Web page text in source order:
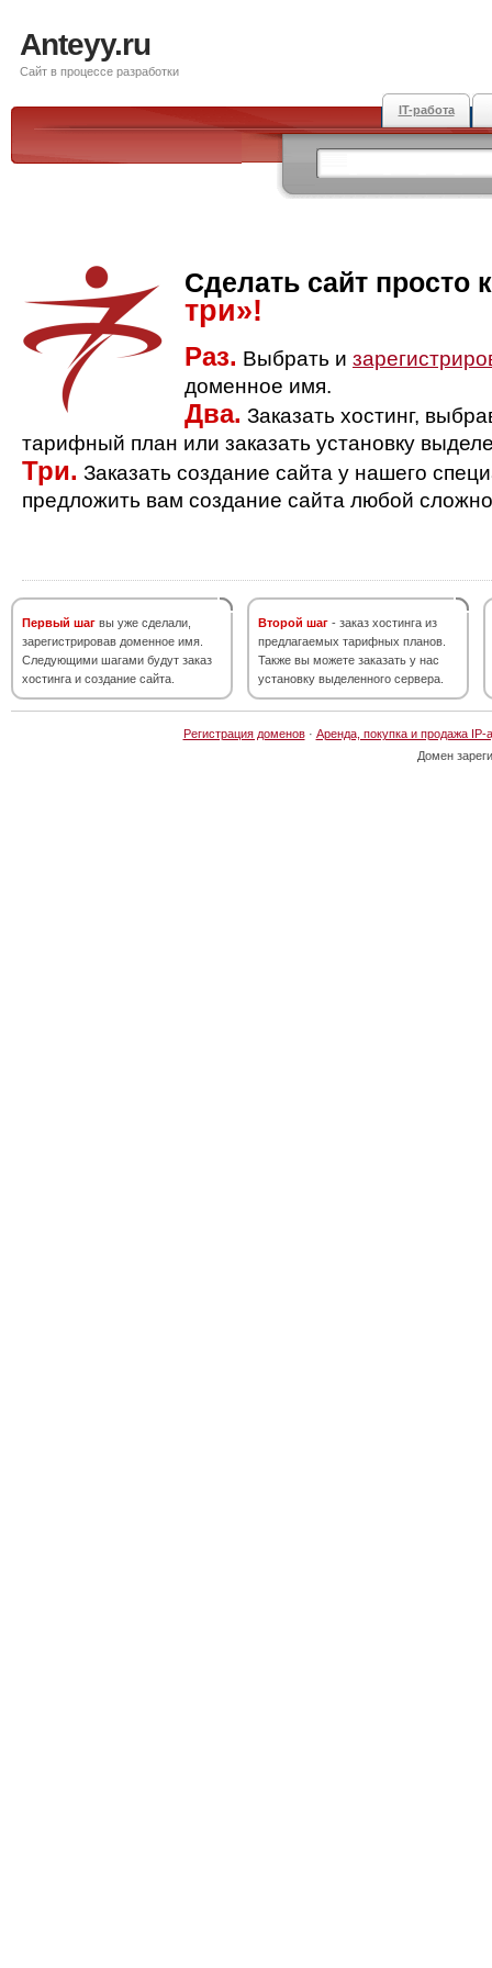
Anteyy.ru
Сайт в процессе разработки
IT-работа
Сделать сайт просто
три»!
Раз. Выбрать и
доменное имя.
Два. Заказать хостинг,
тарифный план или заказать установку
Три. Заказать создание сайта у нашего
предложить вам создание сайта любой
Первый шаг вы уже сделали,
зарегистрировав доменное имя.
Следующими шагами будут заказ
хостинга и создание сайта.
Второй шаг - заказ хостинга из
предлагаемых тарифных планов.
Также вы можете заказать у нас
установку выделенного сервера.
Регистрация доменов· Аренда, покупка и продажа IP-
Домен